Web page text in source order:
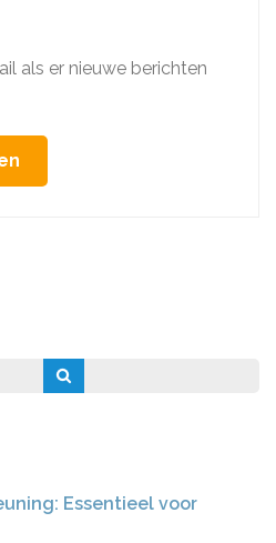
als er nieuwe berichten
Essentieel voor